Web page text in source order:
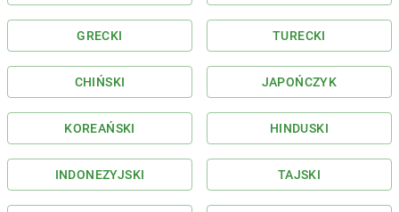
GRECKI TURECKI
CHIŃSKI JAPOŃCZYK
KOREAŃSKI HINDUSKI
INDONEZYJSKI TAJSKI